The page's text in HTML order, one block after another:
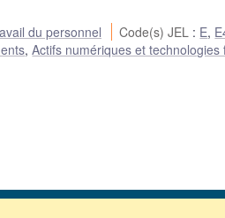
du personnel Code(s) JEL : E,
,Actifs numériques et technologies